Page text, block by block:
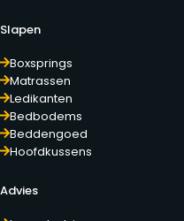
Slapen
Boxsprings
Matrassen
Ledikanten
Bedbodems
Beddengoed
Hoofdkussens
Advies